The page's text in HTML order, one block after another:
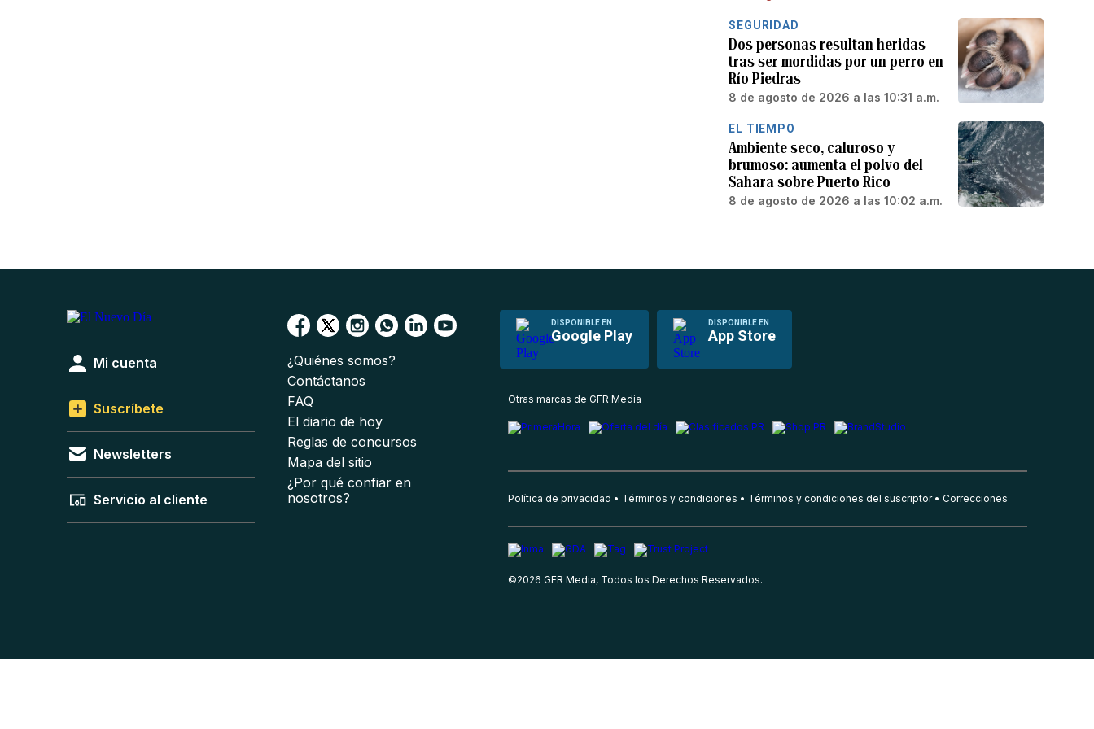
SEGURIDAD
Dos personas resultan heridas
tras ser mordidas por un perro en
Río Piedras
8 de agosto de 2026 a las 10:31 a.m.
EL TIEMPO
Ambiente seco, caluroso y
brumoso: aumenta el polvo del
Sahara sobre Puerto Rico
8 de agosto de 2026 a las 10:02 a.m.
DISPONIBLE EN
Google Play
DISPONIBLE EN
App Store
Mi cuenta
Suscríbete
Newsletters
Servicio al cliente
¿Quiénes somos?
Contáctanos
FAQ
El diario de hoy
Reglas de concursos
Mapa del sitio
¿Por qué confiar en
nosotros?
Otras marcas de GFR Media
Política de privacidad Términos y condiciones Términos y condiciones del suscriptor Correcciones
©2026 GFR Media, Todos los Derechos Reservados.